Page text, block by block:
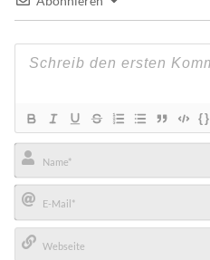
{}
Name*
E-
Mail*